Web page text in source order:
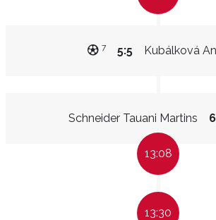
Kubálková
5:5
7
Schneider Tauani Martins
13:08
13:30